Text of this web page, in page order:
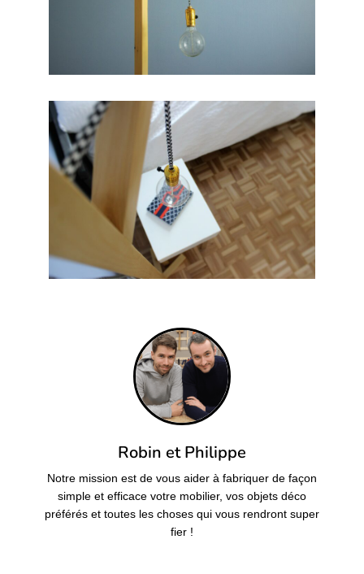
Robin et Philippe
Notre mission est de vous aider à fabriquer de façon
simple et efficace votre mobilier, vos objets déco
préférés et toutes les choses qui vous rendront super
fier !